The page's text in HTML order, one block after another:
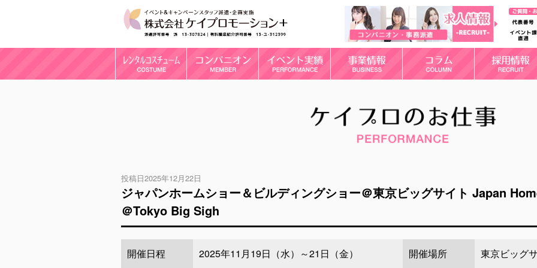
投稿日2025年12月22日
ジャパンホームショー＆ビルディングショー＠東京ビッグサイト Japan
＠Tokyo Big Sigh
開催日程 2025年11月19日（水）～21日（金） 開催場所 東京ビッグ